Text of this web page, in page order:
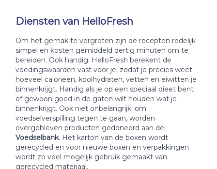
Diensten van HelloFresh
Om het gemak te vergroten zijn de recepten redelijk
simpel en kosten gemiddeld dertig minuten om te
bereiden. Ook handig: HelloFresh berekent de
voedingswaarden vast voor je, zodat je precies weet
hoeveel calorieën, koolhydraten, vetten en eiwitten je
binnenkrijgt. Handig als je op een speciaal dieet bent
of gewoon goed in de gaten wilt houden wat je
binnenkrijgt. Ook niet onbelangrijk: om
voedselverspilling tegen te gaan, worden
overgebleven producten gedoneerd aan de
Voedselbank. Het karton van de boxen wordt
gerecycled en voor nieuwe boxen en verpakkingen
wordt zo veel mogelijk gebruik gemaakt van
gerecycled materiaal.